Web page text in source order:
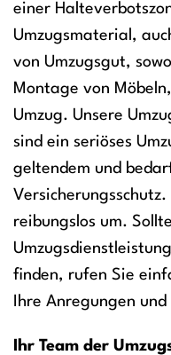
einer
Umzugsmaterial,
von Umzugsgut,
Montage von
Umzug. Unsere
sind ein seriöses
geltendem und
reibungslos um.
finden, rufen Sie
Ihre Anregungen
Ihr Team der